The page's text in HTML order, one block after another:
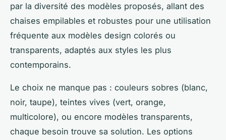
par la diversité des modèles proposés, allant des
chaises empilables et robustes pour une utilisation
fréquente aux modèles design colorés ou
transparents, adaptés aux styles les plus
contemporains.
Le choix ne manque pas : couleurs sobres (blanc,
noir, taupe), teintes vives (vert, orange,
multicolore), ou encore modèles transparents,
chaque besoin trouve sa solution. Les options